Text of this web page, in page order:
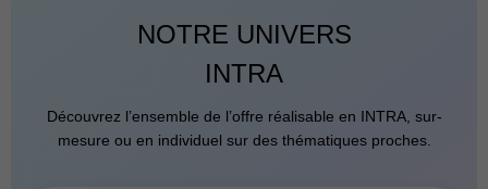
NOTRE UNIVERS
INTRA
Découvrez l’ensemble de l’offre réalisable en INTRA, sur-
mesure ou en individuel sur des thématiques proches.